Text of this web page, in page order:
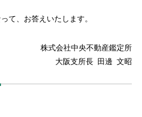
て、お答えいたします。
株式会社中央不動産鑑定所
大阪支所長 田邊 文昭